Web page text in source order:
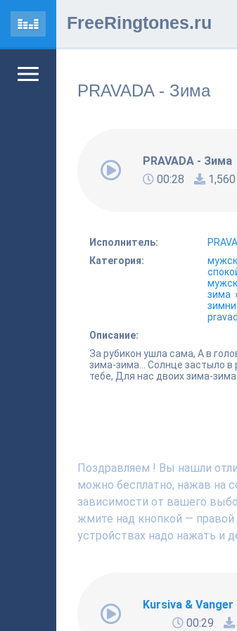
FreeRingtones.ru
PRAVADA - Зима
PRAVADA - Зима
00:28
1,560
Исполнитель:
Категория:
зима
Описание:
За рубикон ушла сама, А в
зима-зима... Солнце застыло в
тебе, Для нас двоих зима-зима...
Поздравляем ! Вы нашли
можно бесплатно, нажав на
зависимости от вашего
жмите над кнопкой —
устройствах надо нажать и
Kursiva & Vanger
00:29